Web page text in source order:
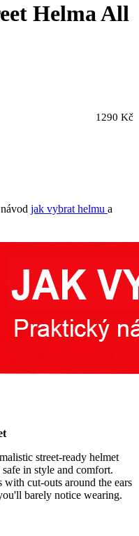
Helma All
1290 Kč
jak vybrat helmu a
street-ready helmet
in style and comfort.
cut-outs around the ears
barely notice wearing.